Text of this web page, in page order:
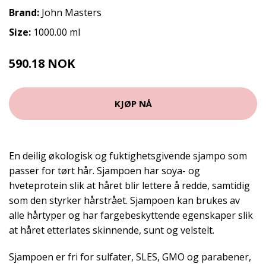
Brand: John Masters
Size: 1000.00 ml
590.18 NOK
KJØP NÅ
En deilig økologisk og fuktighetsgivende sjampo som
passer for tørt hår. Sjampoen har soya- og
hveteprotein slik at håret blir lettere å redde, samtidig
som den styrker hårstrået. Sjampoen kan brukes av
alle hårtyper og har fargebeskyttende egenskaper slik
at håret etterlates skinnende, sunt og velstelt.
Sjampoen er fri for sulfater, SLES, GMO og parabener,